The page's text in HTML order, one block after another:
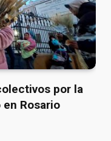
por la
Rosario